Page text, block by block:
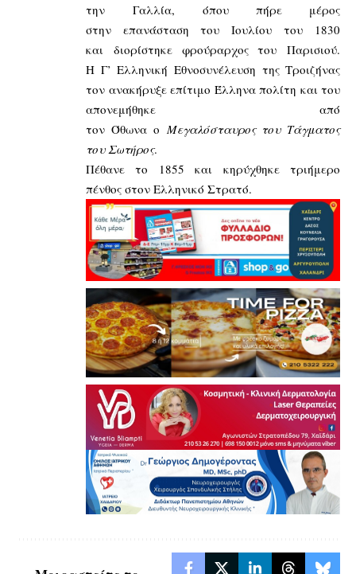
την Γαλλία, όπου πήρε μέρος
στην επανάσταση του Ιουλίου του 1830
και διορίστηκε φρούραρχος του Παρισιού.
Η Γ’ Ελληνική Εθνοσυνέλευση της Τροιζήνας
τον ανακήρυξε επίτιμο Έλληνα πολίτη και του
απονεμήθηκε από
τον Όθωνα ο Μεγαλόσταυρος του Τάγματος
του Σωτήρος.
Πέθανε το 1855 και κηρύχθηκε τριήμερο
πένθος στον Ελληνικό Στρατό.